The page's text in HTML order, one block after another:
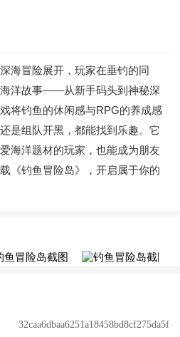
海冒险展开，玩家在垂钓的同
洋故事——从新手码头到神秘深
将钓鱼的休闲感与RPG的养成感
是组队开黑，都能找到乐趣。它
爱海洋题材的玩家，也能成为朋友
《钓鱼冒险岛》，开启属于你的
32caa6dbaa6251a18458bd8cf275da5f